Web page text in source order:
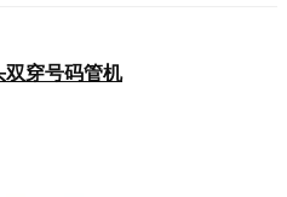
双穿号码管机